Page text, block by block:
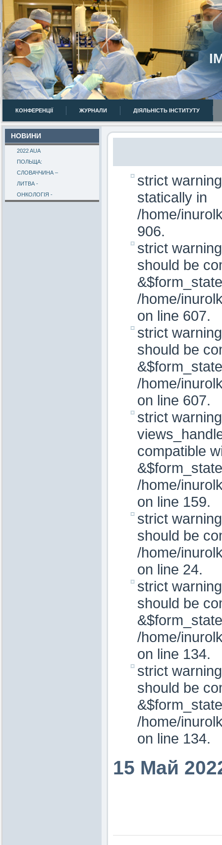
КОНФЕРЕНЦІЇ ЖУРНАЛИ ДІЯЛЬНІСТЬ ІНСТИТУТУ
НОВИНИ
2022 AUA
ПОЛЬЩА:
СЛОВАЧЧИНА –
ЛИТВА -
ОНКОЛОГІЯ -
strict
statically in
/home/
906.
strict
should be
/home/
on line 607.
strict
should be
/home/
on line 607.
strict
compatible
/home/
on line 159.
strict
should be
/home/
on line 24.
strict
should be
/home/
on line 134.
strict
should be
/home/
on line 134.
15 Май